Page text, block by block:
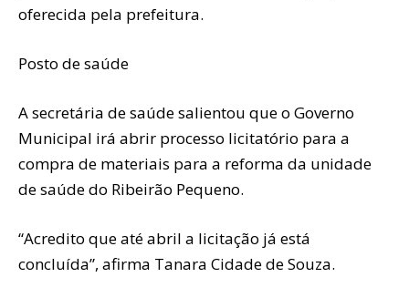
oferecida pela prefeitura.
Posto de saúde
A secretária de saúde salientou que o Governo
Municipal irá abrir processo licitatório para a
compra de materiais para a reforma da unidade
de saúde do Ribeirão Pequeno.
“Acredito que até abril a licitação já está
concluída”, afirma Tanara Cidade de Souza.